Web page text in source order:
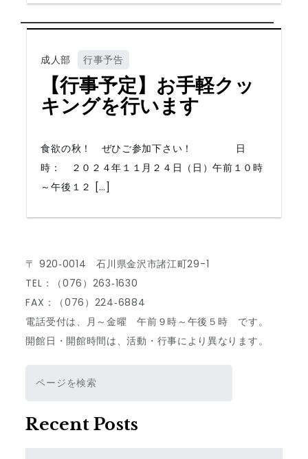
成人部 行事予告
【行事予定】お手軽クッ
キングを行います
食欲の秋！ ぜひご参加下さい！ 日
時： ２０２４年１１月２４日（日）午前１０時
～午後１２ […]
〒 920‐0014 石川県金沢市諸江町29-1
TEL：（076）263‐1630
FAX：（076）224‐6884
電話受付は、月～金曜 午前９時～午後５時 です。
開館日・開館時間は、活動・行事により異なります。
Recent Posts